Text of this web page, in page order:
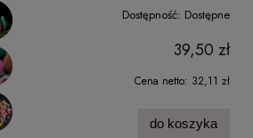
Dostępność: Dostępne
39,50 zł
Cena netto: 32,11 zł
do koszyka